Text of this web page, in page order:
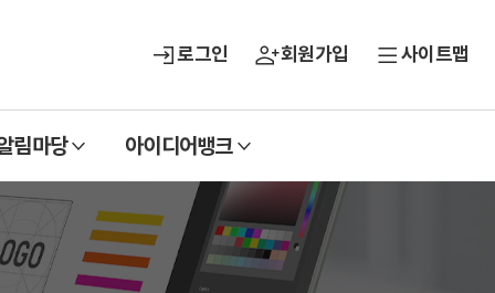
로그인 회원가입 사이트맵
림마당
열
기
아이디어뱅크
열
기